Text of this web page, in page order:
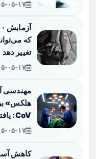
۱۴۰۵-
که
تغییر دهد
۱۴۰۵-
مهندسی
CoV: یافته‌های یک مطالعه پیش‌بالینی
۱۴۰۵-
کاهش